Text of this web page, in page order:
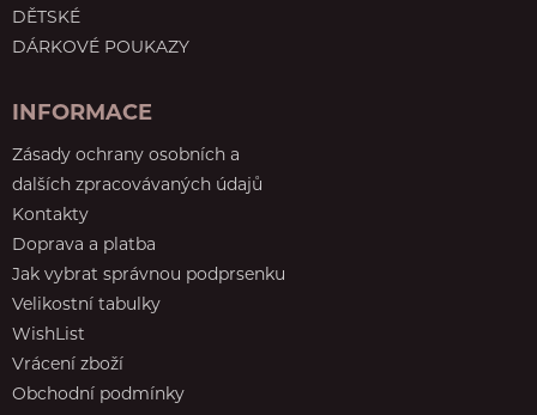
DĚTSKÉ
DÁRKOVÉ POUKAZY
INFORMACE
Zásady ochrany osobních a
dalších zpracovávaných údajů
Kontakty
Doprava a platba
Jak vybrat správnou podprsenku
Velikostní tabulky
WishList
Vrácení zboží
Obchodní podmínky